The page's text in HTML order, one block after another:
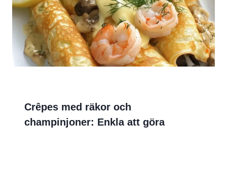
Crêpes med räkor och
champinjoner: Enkla att göra